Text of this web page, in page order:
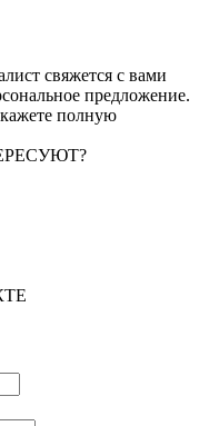
свяжется с вами
предложение.
полную